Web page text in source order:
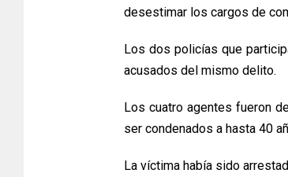
desestimar los cargos de
Los dos policías que
acusados del mismo delito.
Los cuatro agentes fueron
ser condenados a hasta 40
La víctima había sido